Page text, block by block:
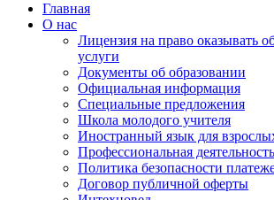
Главная
О нас
Лицензия на право оказывать
услуги
Документы об образовании
Официальная информация
Специальные предложения
Школа молодого учителя
Иностранный язык для
Профессиональная
Политика безопасности
Договор публичной оферты